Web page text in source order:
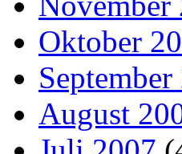
Oktober
August